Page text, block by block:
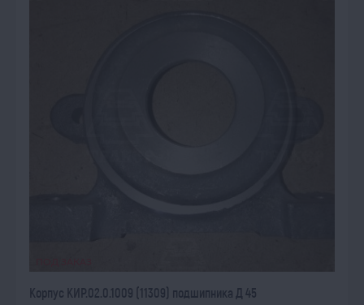
Корпус КИР.02.0.1009 (11309) подшипника Д 45